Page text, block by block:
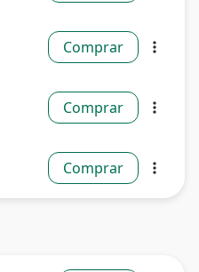
Comprar more_vert
Comprar more_vert
Comprar more_vert